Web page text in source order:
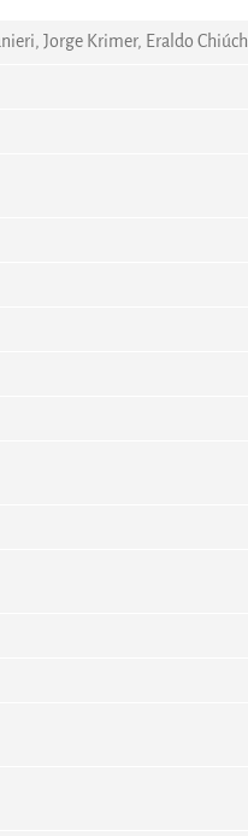
Jorge Krimer, Eraldo